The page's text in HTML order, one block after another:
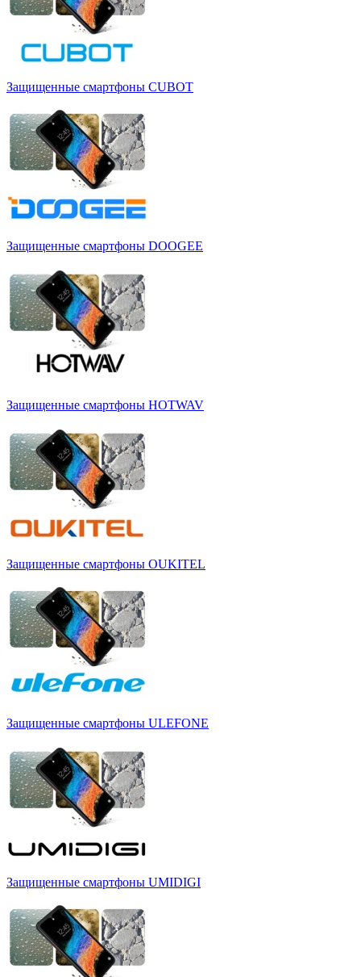
Защищенные смартфоны CUBOT
Защищенные смартфоны DOOGEE
Защищенные смартфоны HOTWAV
Защищенные смартфоны OUKITEL
Защищенные смартфоны ULEFONE
Защищенные смартфоны UMIDIGI